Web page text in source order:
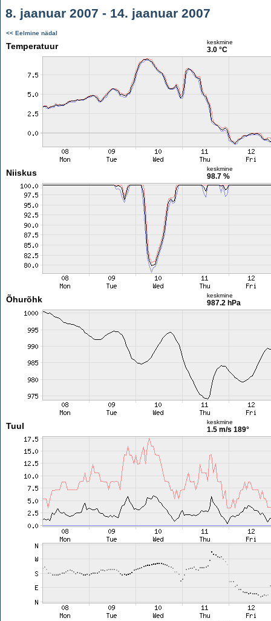
8. jaanuar 2007 - 14. jaanuar 2007
<< Eelmine nädal
Temperatuur keskmine
3.0 °C
Niiskus keskmine
98.7 %
Õhurõhk keskmine
987.2 hPa
Tuul keskmine
1.5 m/s 189°